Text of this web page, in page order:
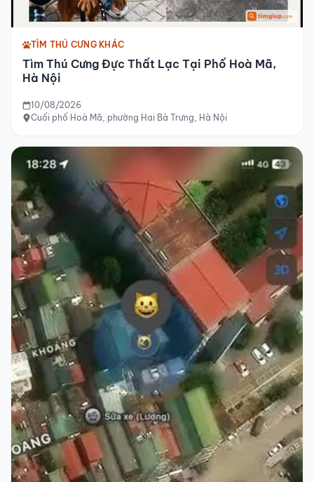
TÌM THÚ CƯNG KHÁC
Tìm Thú Cưng Đực Thất Lạc Tại Phố Hoà Mã,
Hà Nội
10/08/2026
Cuối phố Hoà Mã, phường Hai Bà Trưng, Hà Nội